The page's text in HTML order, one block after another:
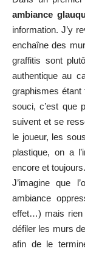
ambiance
information. J’y
enchaîne des
graffitis sont
authentique au
graphismes étant
souci, c’est que
suivent et se
le joueur, les
plastique, on a
encore et toujours.
J’imagine que
ambiance
effet…) mais rien
défiler les murs
afin de le